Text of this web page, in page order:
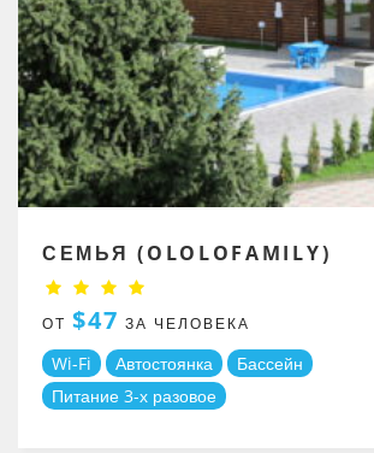
СЕМЬЯ (OLOLOFAMILY)
ОТ $47 ЗА ЧЕЛОВЕКА
Wi-Fi Автостоянка
Бассейн
Питание 3-х разовое